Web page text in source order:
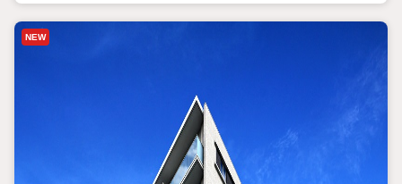
NEW